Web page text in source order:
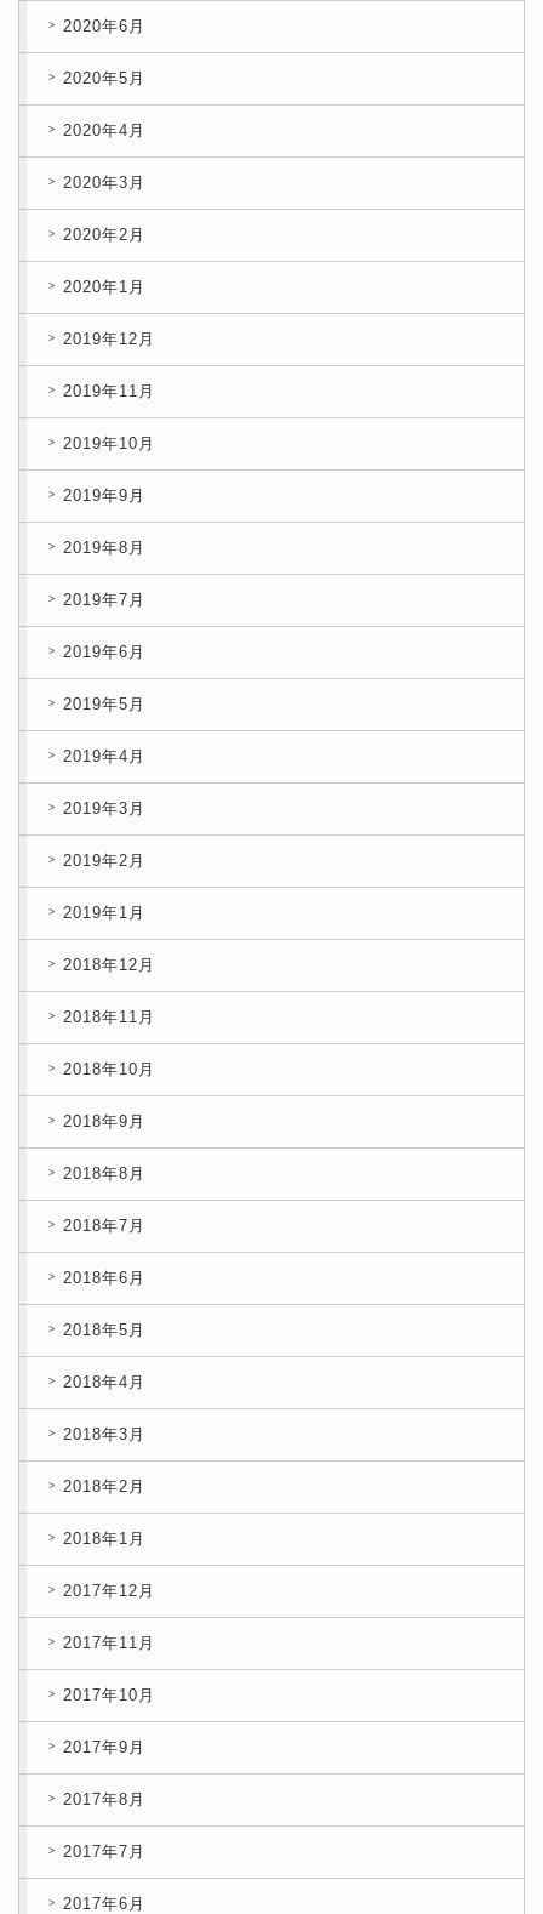
2020年6月
2020年5月
2020年4月
2020年3月
2020年2月
2020年1月
2019年12月
2019年11月
2019年10月
2019年9月
2019年8月
2019年7月
2019年6月
2019年5月
2019年4月
2019年3月
2019年2月
2019年1月
2018年12月
2018年11月
2018年10月
2018年9月
2018年8月
2018年7月
2018年6月
2018年5月
2018年4月
2018年3月
2018年2月
2018年1月
2017年12月
2017年11月
2017年10月
2017年9月
2017年8月
2017年7月
2017年6月